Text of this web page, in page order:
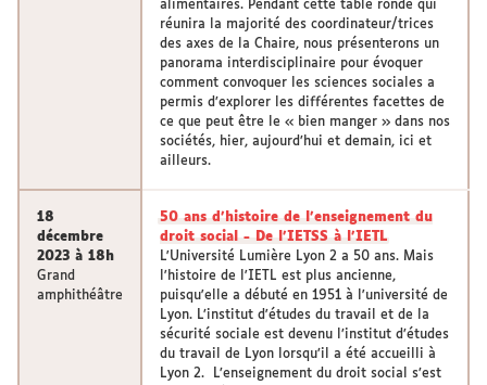
alimentaires. Pendant cette table ronde qui
réunira la majorité des coordinateur/trices
des axes de la Chaire, nous présenterons un
panorama interdisciplinaire pour évoquer
comment convoquer les sciences sociales a
permis d’explorer les différentes facettes de
ce que peut être le « bien manger » dans nos
sociétés, hier, aujourd’hui et demain, ici et
ailleurs.
18
décembre
2023 à 18h
Grand
amphithéâtre
50 ans d'histoire de l’enseignement du
droit social - De l’IETSS à l’IETL
L'Université Lumière Lyon 2 a 50 ans. Mais
l'histoire de l'IETL est plus ancienne,
puisqu'elle a débuté en 1951 à l'université de
Lyon. L’institut d'études du travail et de la
sécurité sociale est devenu l’institut d’études
du travail de Lyon lorsqu’il a été accueilli à
Lyon 2. L’enseignement du droit social s’est